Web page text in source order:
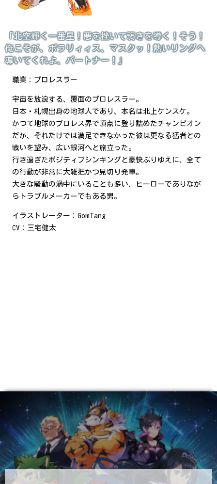
「北空輝く一番星！悪を挫いて弱きを導く！そう！
俺こそが、ポラリィィス、マスクッ！熱いリングへ
導いてくれよ、パートナー！」
職業：プロレスラー
宇宙を放浪する、覆面のプロレスラー。
日本・札幌出身の地球人であり、本名は北上ケンスケ。
かつて地球のプロレス界で頂点に登り詰めたチャンピオン
だが、それだけでは満足できなかった彼は更なる猛者との
戦いを望み、広い銀河へと旅立った。
行き過ぎたポジティブシンキングと豪快ぶりゆえに、全て
の行動が非常に大雑把かつ見切り発車。
大きな騒動の渦中にいることも多い、ヒーローでありなが
らトラブルメーカーでもある男。
イラストレーター：GomTang
CV：三宅健太